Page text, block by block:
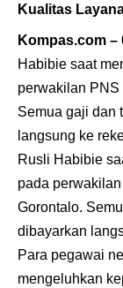
Kualitas
Kompas.com –
Habibie saat
perwakilan PNS
Semua gaji dan
langsung ke
Rusli Habibie
pada
Gorontalo.
dibayarkan
Para pegawai
mengeluhkan